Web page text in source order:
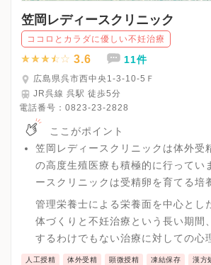
笠岡レディースクリニック
ココロとカラダに優しい不妊治療
3.6 11件
広島県呉市西中央1-3-10-5Ｆ
JR呉線 呉駅 徒歩5分
電話番号： 0823-23-2828
ここがポイント
笠岡レディースクリニックは体外受
の高度生殖医療も積極的に行ってい
ースクリニックは受精卵を育てる培
設備を整え、厳重な管理の中、患者
治療を行っています。
管理栄養士による栄養面を中心とし
体づくりと不妊治療という長い期間
するわけでもない治療に対しての心
を和らげるためのカウンセリングも
人工授精 体外受精 顕微授精 凍結保存 漢方